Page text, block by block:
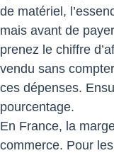
de matériel,
mais avant de
prenez le chiffre
vendu sans
ces dépenses.
pourcentage.
En France, la
commerce. Pour